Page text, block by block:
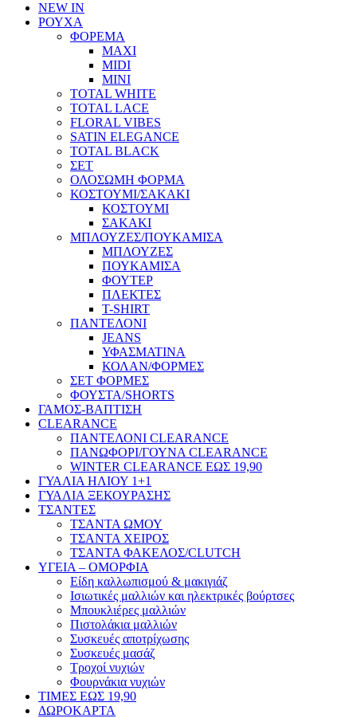
NEW IN
ΡΟΥΧΑ
ΦΟΡΕΜΑ
MAXI
MIDI
MINI
TOTAL WHITE
TOTAL LACE
FLORAL VIBES
SATIN ELEGANCE
TOTAL BLACK
ΣΕΤ
ΟΛΟΣΩΜΗ ΦΟΡΜΑ
ΚΟΣΤΟΥΜΙ/ΣΑΚΑΚΙ
ΚΟΣΤΟΥΜΙ
ΣΑΚΑΚΙ
ΜΠΛΟΥΖΕΣ/ΠΟΥΚΑΜΙΣΑ
ΜΠΛΟΥΖΕΣ
ΠΟΥΚΑΜΙΣΑ
ΦΟΥΤΕΡ
ΠΛΕΚΤΕΣ
T-SHIRT
ΠΑΝΤΕΛΟΝΙ
JEANS
ΥΦΑΣΜΑΤΙΝΑ
ΚΟΛΑΝ/ΦΟΡΜΕΣ
ΣΕΤ ΦΟΡΜΕΣ
ΦΟΥΣΤΑ/SHORTS
ΓΑΜΟΣ-ΒΑΠΤΙΣΗ
CLEARANCE
ΠΑΝΤΕΛΟΝΙ CLEARANCE
ΠΑΝΩΦΟΡΙ/ΓΟΥΝΑ CLEARANCE
WINTER CLEARANCE ΕΩΣ 19,90
ΓΥΑΛΙΑ ΗΛΙΟΥ 1+1
ΓΥΑΛΙΑ ΞΕΚΟΥΡΑΣΗΣ
ΤΣΑΝΤΕΣ
ΤΣΑΝΤΑ ΩΜΟΥ
ΤΣΑΝΤΑ ΧΕΙΡΟΣ
ΤΣΑΝΤΑ ΦΑΚΕΛΟΣ/CLUTCH
ΥΓΕΙΑ – ΟΜΟΡΦΙΑ
Είδη καλλωπισμού & μακιγιάζ
Ισιωτικές μαλλιών και ηλεκτρικές βούρτσες
Μπουκλιέρες μαλλιών
Πιστολάκια μαλλιών
Συσκευές αποτρίχωσης
Συσκευές μασάζ
Τροχοί νυχιών
Φουρνάκια νυχιών
ΤΙΜΕΣ ΕΩΣ 19,90
ΔΩΡΟΚΑΡΤΑ